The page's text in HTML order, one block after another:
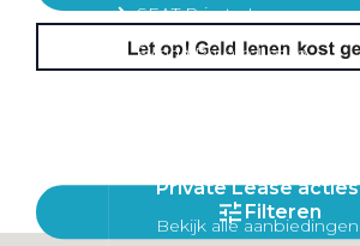
SEAT Private Lease
Škoda Private Lease
Private Lease acties
Bekijk alle aanbiedingen
Filteren